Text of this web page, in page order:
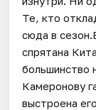
Те, кто
сюда в
спрятана
большинство
Камеронову
выстроена